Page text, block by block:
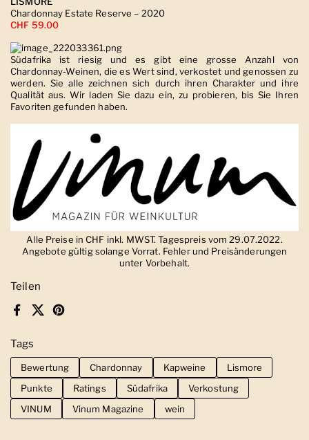
Teilen
Facebook
X (Twitter)Pinterest
Tags
Bewertung Chardonnay Kapweine
Lismore
Punkte
Ratings Südafrika
Verkostung
VINUM
Vinum Magazine wein
Chardonnay Estate Reserve – 2020
CHF 59.00
Südafrika ist riesig und es gibt eine grosse Anzahl von
Chardonnay-Weinen, die es Wert sind, verkostet und genossen zu
werden. Sie alle zeichnen sich durch ihren Charakter und ihre
Qualität aus. Wir laden Sie dazu ein, zu probieren, bis Sie Ihren
Favoriten gefunden haben.
Alle Preise in CHF inkl. MWST. Tagespreis vom 29.07.2022.
Angebote gültig solange Vorrat. Fehler und Preisänderungen
unter Vorbehalt.